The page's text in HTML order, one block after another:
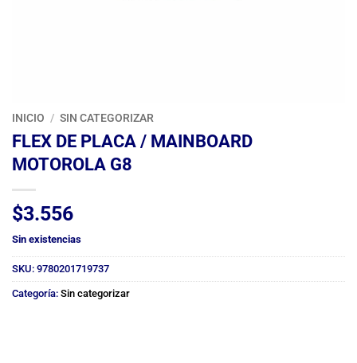
INICIO / SIN CATEGORIZAR
FLEX DE PLACA / MAINBOARD
MOTOROLA G8
$3.556
Sin existencias
SKU: 9780201719737
Categoría: Sin categorizar